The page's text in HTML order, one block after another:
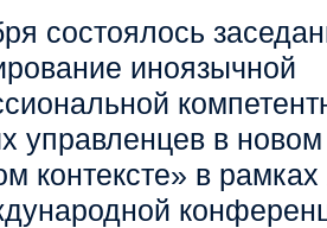
состоялось
иноязычной
управленцев в новом
контексте» в